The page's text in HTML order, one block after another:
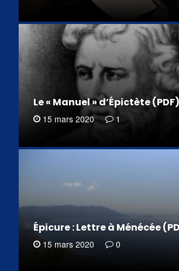
Le « Manuel » d’Épictète (PDF)
15 mars 2020 1
Épicure : Lettre à Ménécée
15 mars 2020 0